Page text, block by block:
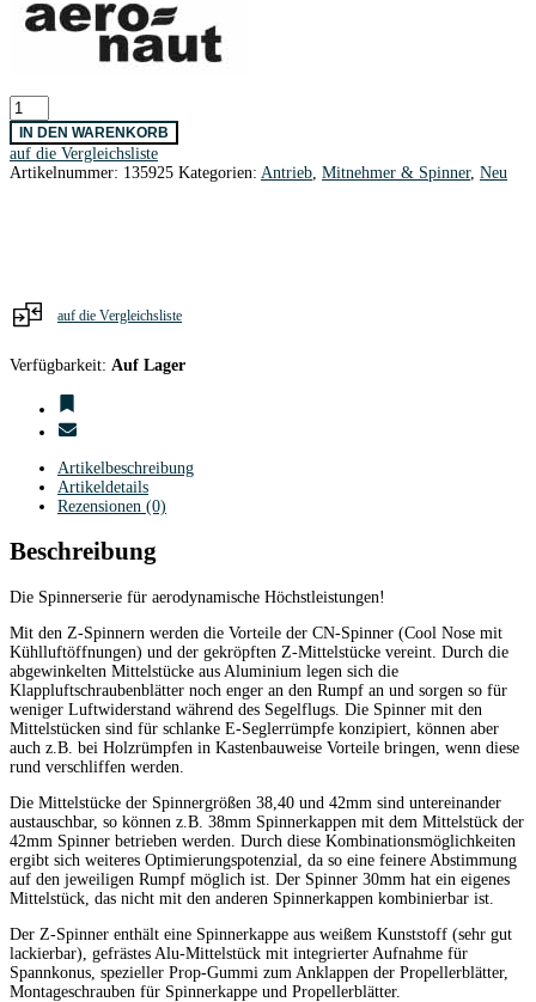
Spinner
Cool
Nose
m.Versatz
IN DEN WARENKORB
auf die Vergleichsliste
Artikelnummer: 135925 Kategorien: Antrieb Mitnehmer & Spinner, Neu
auf die Vergleichsliste
Verfügbarkeit: Auf Lager
Artikelbeschreibung
Artikeldetails
Rezensionen (0)
Beschreibung
Die Spinnerserie für aerodynamische Höchstleistungen!
Mit den Z-Spinnern werden die Vorteile der CN-Spinner (Cool Nose mit
Kühlluftöffnungen) und der gekröpften Z-Mittelstücke vereint. Durch die
abgewinkelten Mittelstücke aus Aluminium legen sich die
Klappluftschraubenblätter noch enger an den Rumpf an und sorgen so für
weniger Luftwiderstand während des Segelflugs. Die Spinner mit den
Mittelstücken sind für schlanke E-Seglerrümpfe konzipiert, können aber
auch z.B. bei Holzrümpfen in Kastenbauweise Vorteile bringen, wenn diese
rund verschliffen werden.
Die Mittelstücke der Spinnergrößen 38,40 und 42mm sind untereinander
austauschbar, so können z.B. 38mm Spinnerkappen mit dem Mittelstück der
42mm Spinner betrieben werden. Durch diese Kombinationsmöglichkeiten
ergibt sich weiteres Optimierungspotenzial, da so eine feinere Abstimmung
auf den jeweiligen Rumpf möglich ist. Der Spinner 30mm hat ein eigenes
Mittelstück, das nicht mit den anderen Spinnerkappen kombinierbar ist.
Der Z-Spinner enthält eine Spinnerkappe aus weißem Kunststoff (sehr gut
lackierbar), gefrästes Alu-Mittelstück mit integrierter Aufnahme für
Spannkonus, spezieller Prop-Gummi zum Anklappen der Propellerblätter,
Montageschrauben für Spinnerkappe und Propellerblätter.